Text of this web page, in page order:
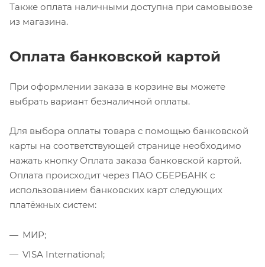
Также оплата наличными доступна при самовывозе
из магазина.
Оплата банковской картой
При оформлении заказа в корзине вы можете
выбрать вариант безналичной оплаты.
Для выбора оплаты товара с помощью банковской
карты на соответствующей странице необходимо
нажать кнопку Оплата заказа банковской картой.
Оплата происходит через ПАО СБЕРБАНК с
использованием банковских карт следующих
платёжных систем:
МИР;
VISA International;